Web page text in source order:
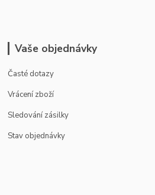
Vaše objednávky
Časté dotazy
Vrácení zboží
Sledování zásilky
Stav objednávky